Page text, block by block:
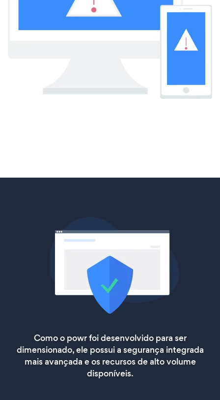
Como o powr foi desenvolvido para ser
dimensionado, ele possui a segurança integrada
mais avançada e os recursos de alto volume
disponíveis.